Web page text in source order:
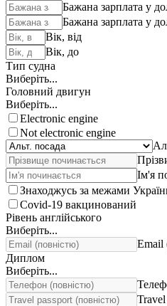
Бажана зарплата у
Бажана зарплата у
Вік, від
Вік, до
Тип судна
Виберіть...
Головний двигун
Виберіть...
Electronic engine
Not electronic engine
Ім'я
Знаходжусь за межами
Covid-19 вакцинований
Рівень англійського
Виберіть...
Email
Диплом
Виберіть...